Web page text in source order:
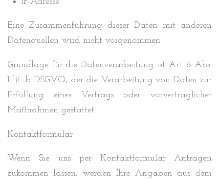
Eine Zusammenführung dieser Daten mit anderen
Datenquellen wird nicht vorgenommen.
Grundlage für die Datenverarbeitung ist Art. 6 Abs.
1 lit. b DSGVO, der die Verarbeitung von Daten zur
Erfüllung eines Vertrags oder vorvertraglicher
Maßnahmen gestattet.
Kontaktformular
Wenn Sie uns per Kontaktformular Anfragen
zukommen lassen, werden Ihre Angaben aus dem